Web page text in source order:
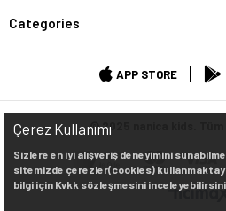
Categories
APP STORE
© 2025 nanica kids. Tüm
Çerez Kullanımı
Sizlere en iyi alışveriş deneyimini
sitemizde çerezler(cookies)
bilgi için Kvkk sözleşmesini